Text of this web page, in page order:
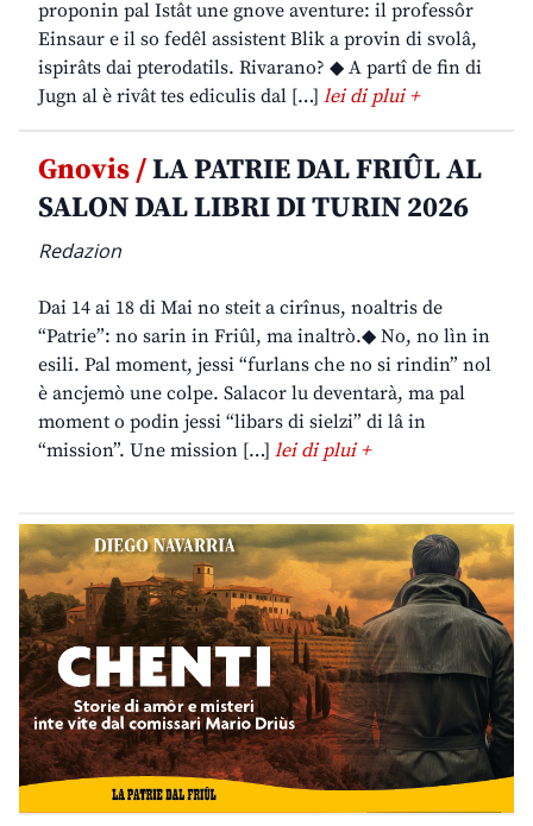
proponin pal Istât une gnove aventure: il professôr
Einsaur e il so fedêl assistent Blik a provin di svolâ,
ispirâts dai pterodatils. Rivarano? ◆ A partî de fin di
Jugn al è rivât tes ediculis dal […] lei di plui +
Gnovis /LA PATRIE DAL FRIÛL AL
SALON DAL LIBRI DI TURIN 2026
Redazion
Dai 14 ai 18 di Mai no steit a cirînus, noaltris de
“Patrie”: no sarin in Friûl, ma inaltrò.◆ No, no lìn in
esili. Pal moment, jessi “furlans che no si rindin” nol
è ancjemò une colpe. Salacor lu deventarà, ma pal
moment o podin jessi “libars di sielzi” di lâ in
“mission”. Une mission […] lei di plui +